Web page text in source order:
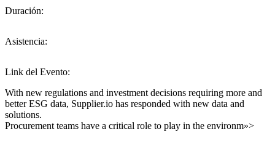
Duración:
Asistencia:
Link del Evento:
With new regulations and investment decisions requiring more and
better ESG data, Supplier.io has responded with new data and
solutions.
Procurement teams have a critical role to play in the environm»>